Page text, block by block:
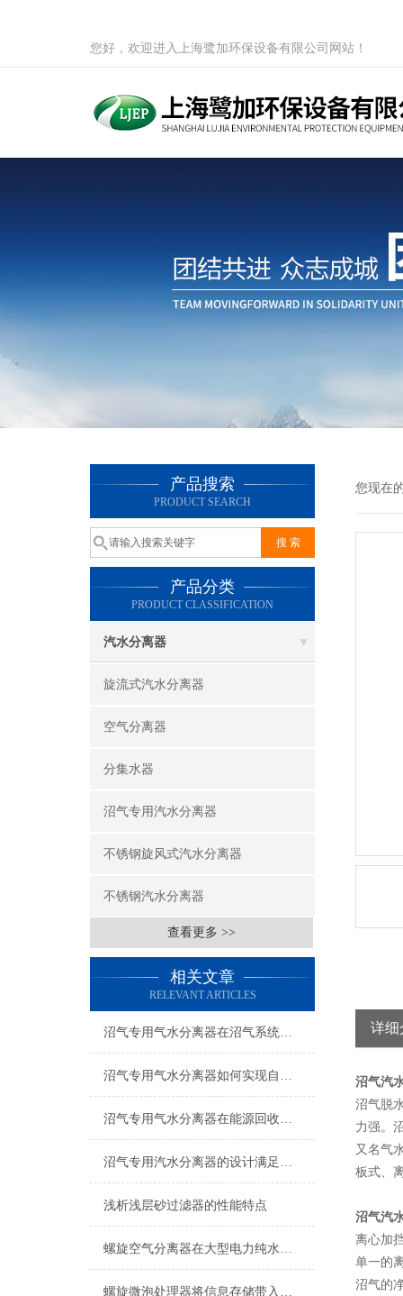
您好，欢迎进入上海鹭加环保设备有限公司网站！
产品搜索
PRODUCT SEARCH
产品分类
PRODUCT CLASSIFICATION
汽水分离器
旋流式汽水分离器
空气分离器
分集水器
沼气专用汽水分离器
不锈钢旋风式汽水分离器
不锈钢汽水分离器
查看更多 >>
相关文章
RELEVANT ARTICLES
沼气专用气水分离器在沼气系统中的应用价值与运维要点
沼气专用气水分离器如何实现自动化？
沼气专用气水分离器在能源回收中的关键作用
沼气专用汽水分离器的设计满足哪些要求
浅析浅层砂过滤器的性能特点
螺旋空气分离器在大型电力纯水冷却设备上的应用
螺旋微泡处理器将信息存储带入新的时代
您现在
详细
沼气汽
沼气脱
力强。
又名气
板式、
沼气汽
离心加
单一的
沼气的